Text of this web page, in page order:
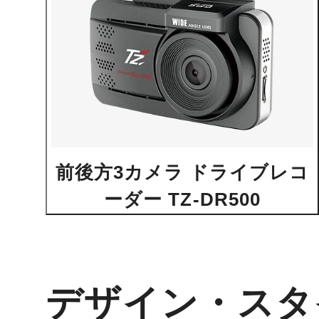
前後方3カメラ ドライブレコ
ーダー TZ-DR500
デザイン・ス